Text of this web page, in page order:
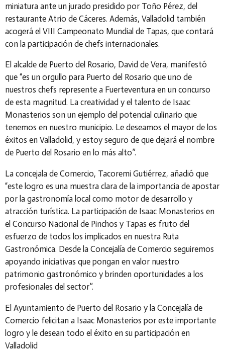
miniatura ante un jurado presidido por Toño Pérez, del
restaurante Atrio de Cáceres. Además, Valladolid también
acogerá el VIII Campeonato Mundial de Tapas, que contará
con la participación de chefs internacionales.
El alcalde de Puerto del Rosario, David de Vera, manifestó
que “es un orgullo para Puerto del Rosario que uno de
nuestros chefs represente a Fuerteventura en un concurso
de esta magnitud. La creatividad y el talento de Isaac
Monasterios son un ejemplo del potencial culinario que
tenemos en nuestro municipio. Le deseamos el mayor de los
éxitos en Valladolid, y estoy seguro de que dejará el nombre
de Puerto del Rosario en lo más alto”.
La concejala de Comercio, Tacoremi Gutiérrez, añadió que
“este logro es una muestra clara de la importancia de apostar
por la gastronomía local como motor de desarrollo y
atracción turística. La participación de Isaac Monasterios en
el Concurso Nacional de Pinchos y Tapas es fruto del
esfuerzo de todos los implicados en nuestra Ruta
Gastronómica. Desde la Concejalía de Comercio seguiremos
apoyando iniciativas que pongan en valor nuestro
patrimonio gastronómico y brinden oportunidades a los
profesionales del sector”.
El Ayuntamiento de Puerto del Rosario y la Concejalía de
Comercio felicitan a Isaac Monasterios por este importante
logro y le desean todo el éxito en su participación en
Valladolid